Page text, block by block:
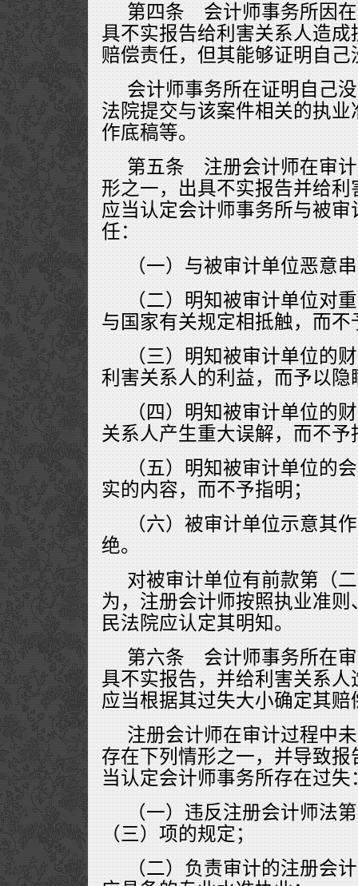
第四条 会计师事务所因
具不实报告给利害关系人造
赔偿责任，但其能够证明自
会计师事务所在证明自己
法院提交与该案件相关的执
作底稿等。
第五条 注册会计师在审
形之一，出具不实报告并给
应当认定会计师事务所与被
任：
（一）与被审计单位恶意
（二）明知被审计单位对
与国家有关规定相抵触，而不
（三）明知被审计单位的
利害关系人的利益，而予以
（四）明知被审计单位的
关系人产生重大误解，而不予
（五）明知被审计单位的
实的内容，而不予指明；
（六）被审计单位示意其
绝。
对被审计单位有前款第（
为，注册会计师按照执业准
民法院应认定其明知。
第六条 会计师事务所在
具不实报告，并给利害关系
应当根据其过失大小确定其赔
注册会计师在审计过程中
存在下列情形之一，并导致
当认定会计师事务所存在过失
（一）违反注册会计师法
（三）项的规定；
（二）负责审计的注册会